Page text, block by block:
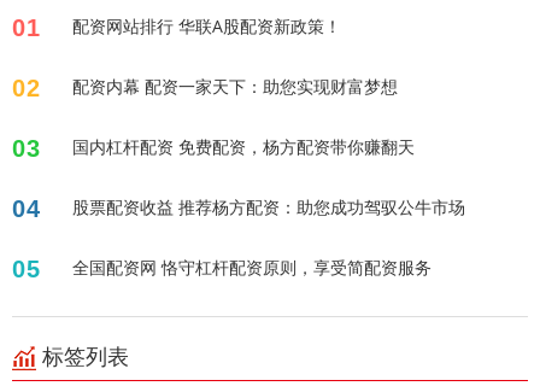
01 配资网站排行 华联A股配资新政策！
02 配资内幕 配资一家天下：助您实现财富梦想
03 国内杠杆配资 免费配资，杨方配资带你赚翻天
04 股票配资收益 推荐杨方配资：助您成功驾驭公牛市场
05 全国配资网 恪守杠杆配资原则，享受简配资服务
标签列表